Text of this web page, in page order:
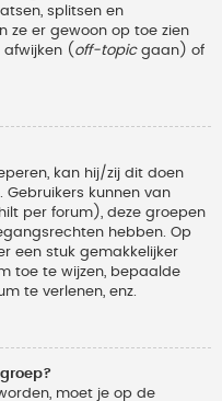
splitsen en
ze er gewoon op toe zien
( off-topicgaan) of
kan hij/zij dit doen
kunnen van
per forum), deze groepen
hebben. Op
een stuk gemakkelijker
toe te wijzen, bepaalde
te verlenen, enz.
moet je op de